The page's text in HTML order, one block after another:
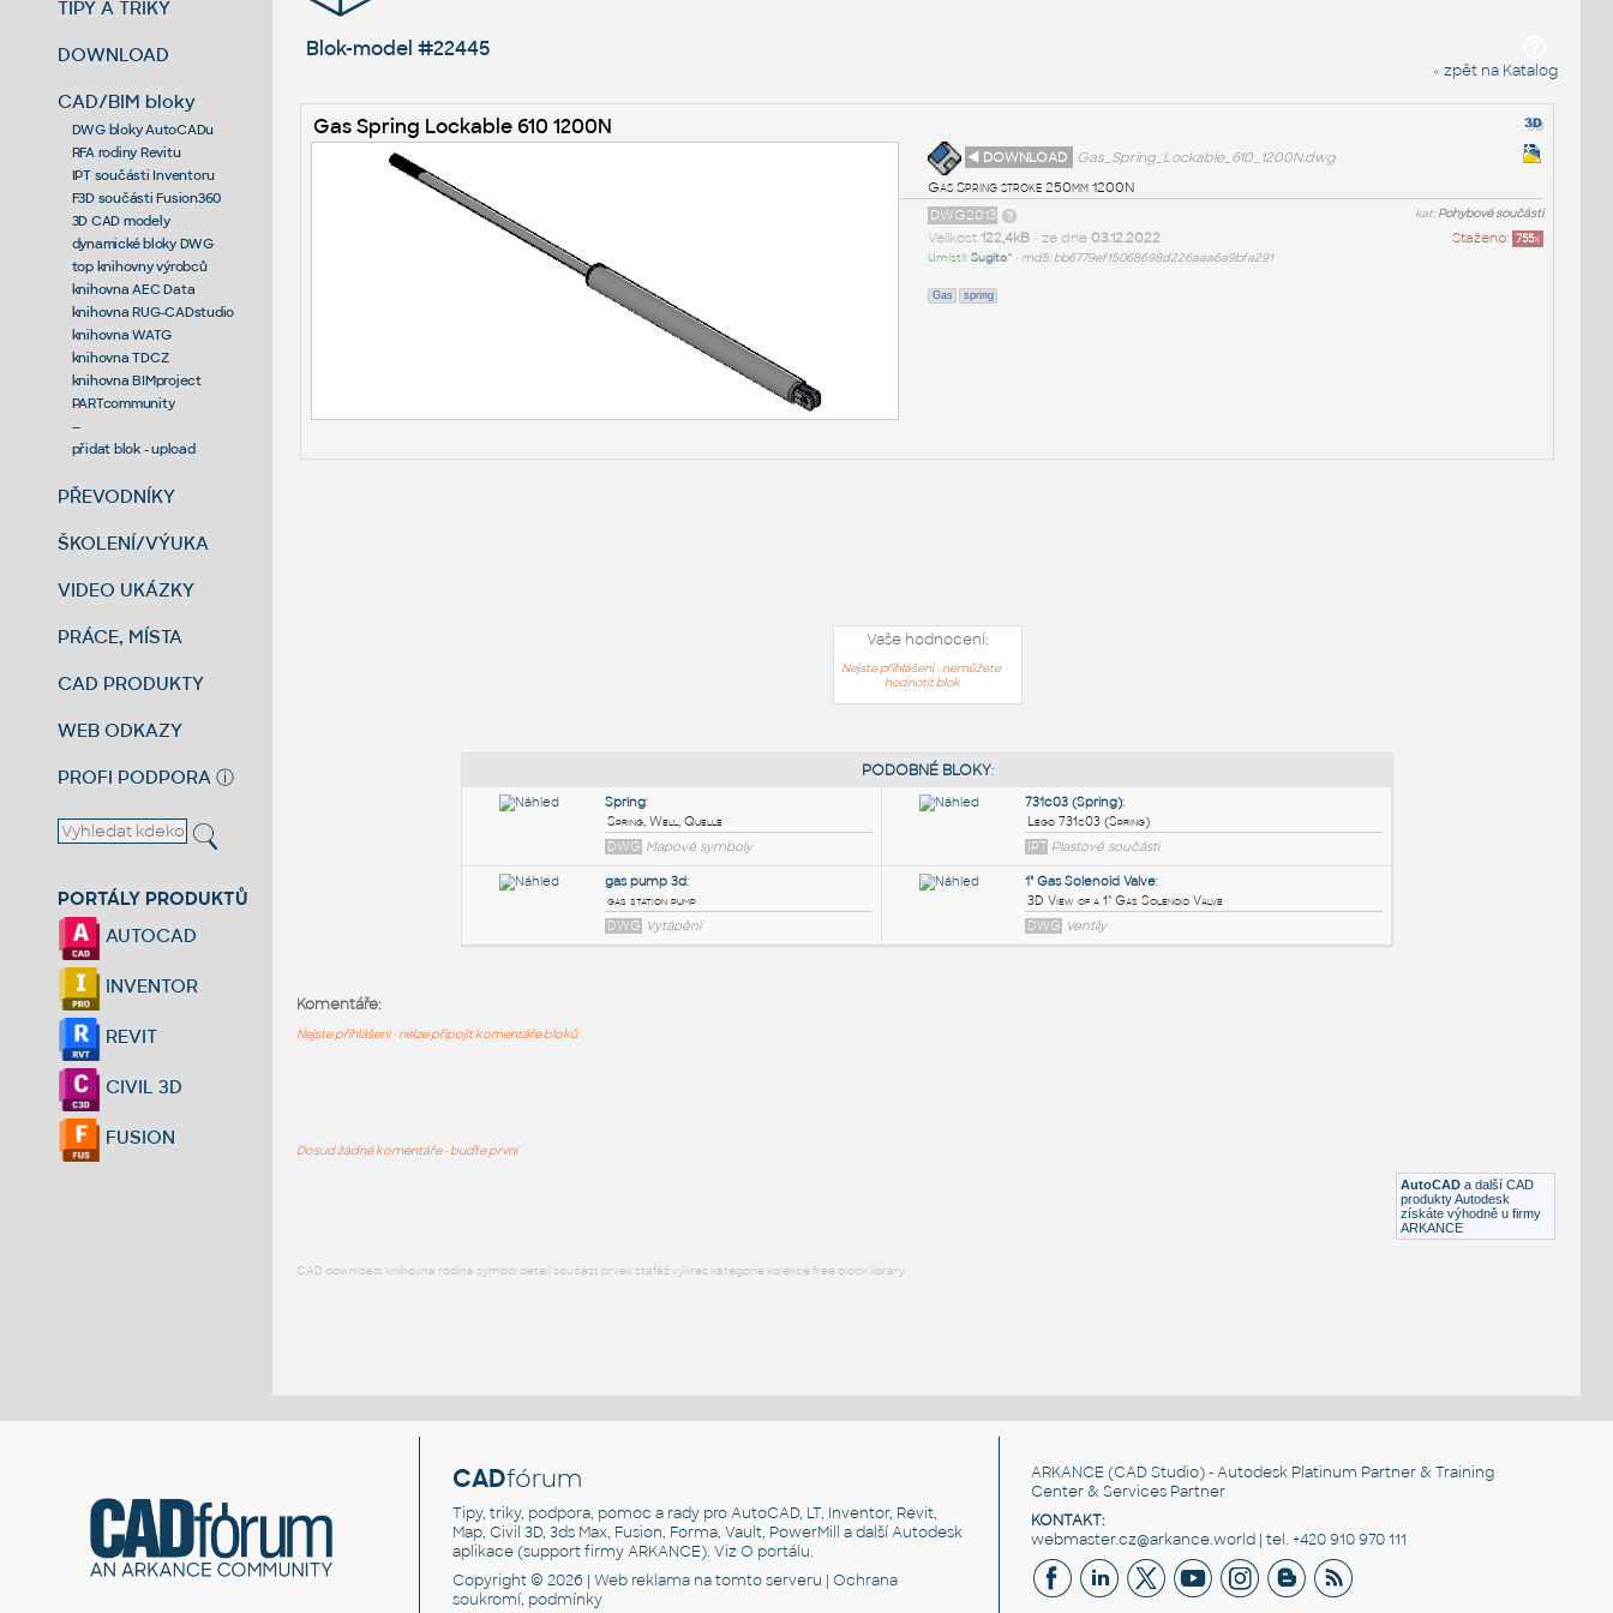
TIPY A TRIKY
DOWNLOAD
CAD/BIM bloky
DWG bloky AutoCADu
RFA rodiny Revitu
IPT součásti Inventoru
F3D součásti Fusion360
3D CAD modely
dynamické bloky DWG
top knihovny výrobců
knihovna AEC Data
knihovna RUG-CADstudio
knihovna WATG
knihovna TDCZ
knihovna BIMproject
PARTcommunity
--
přidat blok - upload
PŘEVODNÍKY
ŠKOLENÍ/VÝUKA
VIDEO UKÁZKY
PRÁCE, MÍSTA
CAD PRODUKTY
WEB ODKAZY
PROFI PODPORA ⓘ
PORTÁLY PRODUKTŮ
AUTOCAD
INVENTOR
REVIT
CIVIL 3D
FUSION
Blok-model #22445
« zpět na Katalog
Gas Spring Lockable 610 1200N
◄ DOWNLOAD
Gas_Spring_Lockable_610_1200N.dwg
Gas Spring stroke 250mm 1200N
kat:Pohybové součásti
DWG2013
Staženo: 755x
Velikost 122,4kB• ze dne 03.12.2022
Umístil:Sugito^ • md5: bb6779ef15068698d226aaa6a9bfa291
Gas spring
Vaše hodnocení:
Nejste přihlášeni - nemůžete
hodnotit blok
AutoCAD a další CAD
produkty Autodesk
získáte výhodně u firmy
ARKANCE
Komentáře:
Nejste přihlášeni - nelze připojit komentáře bloků
Dosud žádné komentáře - buďte první
CAD download: knihovna rodina symbol detail součást prvek stafáž výkres kategorie kolekce free block library
CADfórum
Tipy, triky, podpora, pomoc a rady pro AutoCAD, LT, Inventor, Revit,
Map, Civil 3D, 3ds Max, Fusion, Forma, Vault, PowerMill a další Autodesk
aplikace (support firmy ARKANCE). VizO portálu.
Copyright © 2026 |Web reklama na tomto serveru |Ochrana
soukromí, podmínky
ARKANCE (CAD Studio) - Autodesk Platinum Partner & Training
Center & Services Partner
KONTAKT:
webmaster.cz@arkance.world | tel. +420 910 970 111